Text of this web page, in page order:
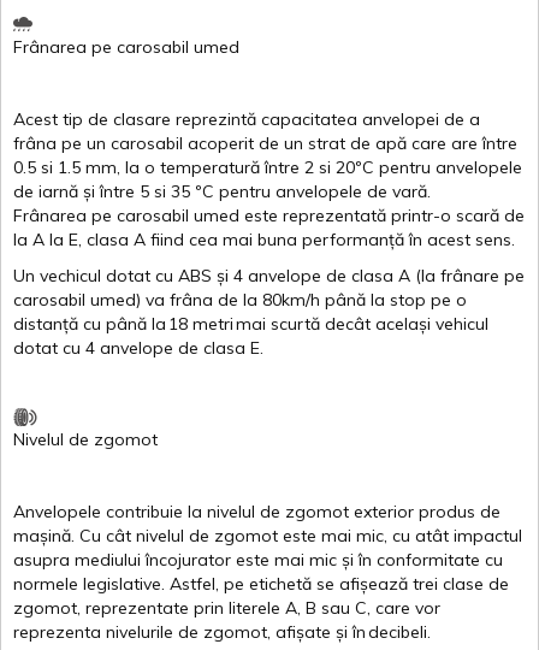
Frânarea pe carosabil umed
Acest tip de clasare reprezintă capacitatea anvelopei de a
frâna pe un carosabil acoperit de un strat de apă care areîntre
0.5 si 1.5 mm, la o temperatură între 2 si 20ºC pentru anvelopele
de iarnă și între 5 si 35 ºC pentru anvelopele de vară.
Frânarea pe carosabil umed este reprezentată printr-o scară de
la A la E, clasa A fiind cea mai buna performanță în acest sens.
Un vechicul dotat cu ABS și 4 anvelope de clasa A (la frânare pe
carosabil umed) va frâna de la 80km/h până la stop pe o
distanță cu până la 18 metrimai scurtă decât același vehicul
dotat cu 4 anvelope de clasa E.
Nivelul de zgomot
Anvelopele contribuie la nivelul de zgomot exterior produs de
mașină. Cu cât nivelul de zgomot este mai mic, cu atât impactul
asupra mediului încojurator este mai mic și în conformitate cu
normele legislative. Astfel, pe etichetă se afișează trei clase de
zgomot, reprezentate prin literele A, B sau C, care vor
reprezenta nivelurile de zgomot, afișate și îndecibeli.